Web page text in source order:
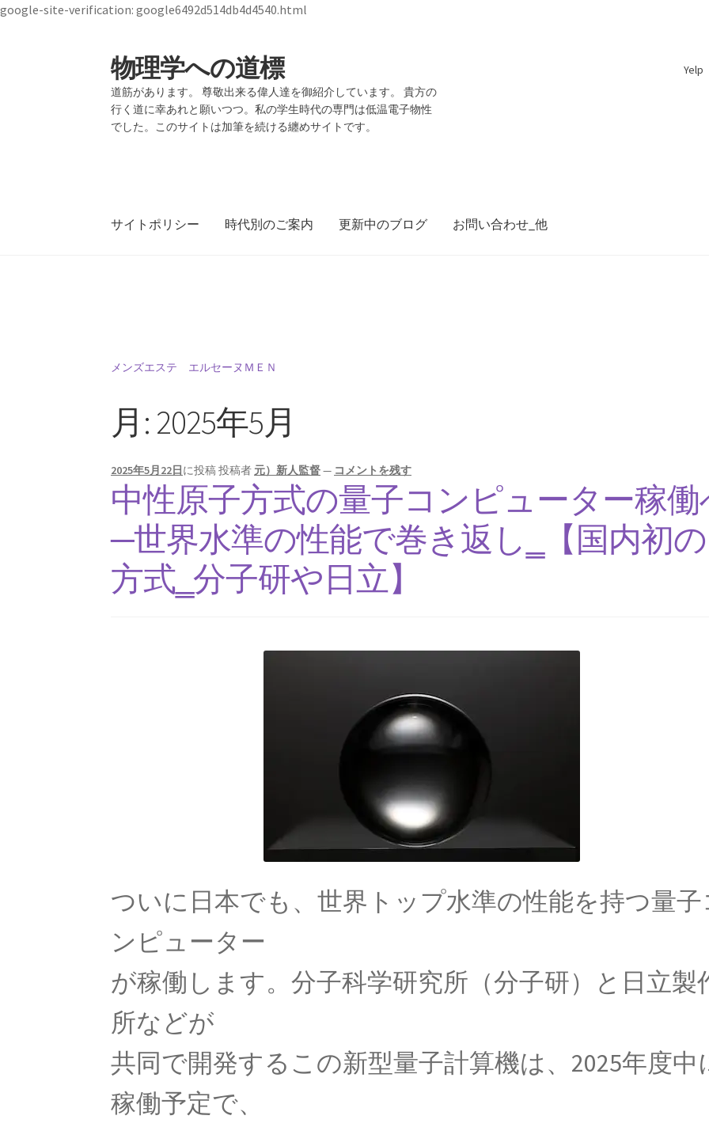
google-site-verification: google6492d514db4d4540.html
ナ
ビ
ゲ
ー
ス
コ
ン
テ
ン
ッ
物理学への道標
道筋があります。 尊敬出来る偉人達を御紹介しています。 貴方の
行く道に幸あれと願いつつ。私の学生時代の専門は低温電子物性
でした。このサイトは加筆を続ける纏めサイトです。
Yelp
サイトポリシー 時代別のご案内 更新中のブログ お問い合わせ_他
【インドまで出かけて見聞を広め、原子・統計を始めた賢人】 【謎
フォン・ノイマン
【映画作品「博士の異常な愛情」のモデル‗ノイマン型PC開発】
トマス・
【 医学の視点から光の波動
歴史的な集合写真
1927年10月開催
【電流の仕組みを分かり易く実験で説明】
レンツ_Heinrich Friedrich Emil Lenz【変動磁場_誘導起電力を法則化】
【イギ
【稀代の実験｜エーテルを想定した干渉実験を実施】 【光速度を始めて
A・J・フレネル
【光が横波であると説明しての偏向や屈折を説明】
B・D・ジョ
【量子力学的効果を
メンズエステ エルセーヌＭＥＮ
月: 2025年5月
2025年5月22日に投稿投稿者 元）新人監督— コメントを残す
中性原子方式の量子コンピューター稼働
─世界水準の性能で巻き返し‗【国内初の
方式‗分子研や日立】
ついに日本でも、世界トップ水準の性能を持つ量子
ンピューター
が稼働します。分子科学研究所（分子研）と日立製
所などが
共同で開発するこの新型量子計算機は、2025年度中
稼働予定で、